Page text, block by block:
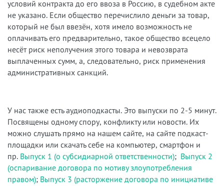
условий контракта до его ввоза в Россию, в судебном акте
не указано. Если общество перечислило деньги за товар,
который не был ввезён, хотя имело возможность не
оплачивать его предварительно, такое общество всецело
несёт риск неполучения этого товара и невозврата
выплаченных сумм, а, следовательно, риск применения
административных санкций.
У нас также есть аудиоподкасты. Это выпуски по 2-5 минут.
Посвящены одному спору, конфликту или новости. Их
можно слушать прямо на нашем сайте, на сайте подкаст-
площадки или скачать себе на компьютер, смартфон и
пр. Выпуск 1 (о субсидиарной ответственности); Выпуск 2
(оспаривание договора по мотиву злоупотребления
правом); Выпуск 3 (расторжение договора по инициативе